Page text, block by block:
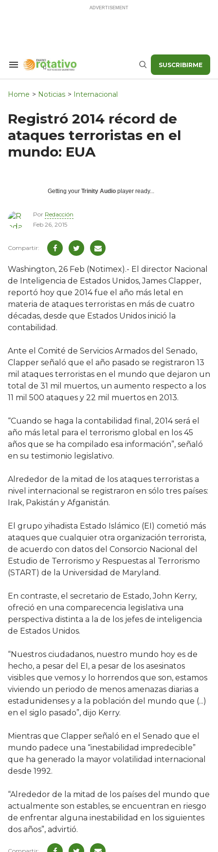
Search
Navigation
Buscar SUSCRIBIRME
Home > Noticias > Internacional
Registró 2014 récord de
ataques terroristas en el
mundo: EUA
Getting your Trinity Audio player ready...
Por Redacción
Feb 26, 2015
Washington, 26 Feb (Notimex).- El director Nacional
de Inteligencia de Estados Unidos, James Clapper,
reportó hoy que 2014 fue el año más letal en
materia de ataques terroristas en más de cuatro
décadas, desde que Estados Unidos inició la
contabilidad.
Ante el Comité de Servicios Armados del Senado,
Clapper señaló que el año pasado se registraron 13
mil ataques terroristas en el mundo que dejaron un
total de 31 mil muertos, un aumento respecto a los
11 mil 500 ataques y 22 mil muertos en 2013.
“Cuando se haga la contabilidad final, 2014 será el
año más letal para el terrorismo global en los 45
años que se ha compilado esa información”, señaló
en su testimonio legislativo.
Alrededor de la mitad de los ataques terroristas a
nivel internacional se registraron en sólo tres países:
Irak, Pakistán y Afganistán.
El grupo yihadista Estado Islámico (EI) cometió más
ataques que cualquier otra organización terrorista,
de acuerdo con datos del Consorcio Nacional del
Estudio de Terrorismo y Respuestas al Terrorismo
(START) de la Universidad de Maryland.
En contraste, el secretario de Estado, John Kerry,
ofreció en una comparecencia legislativa una
perspectiva distinta a la de los jefes de inteligencia
de Estados Unidos.
“Nuestros ciudadanos, nuestro mundo hoy es de
hecho, a pesar del EI, a pesar de los asesinatos
visibles que vemos y lo horrendos que son, estamos
viviendo un periodo de menos amenazas diarias a
estadunidenses y a la población del mundo que (...)
en el siglo pasado”, dijo Kerry.
Mientras que Clapper señaló en el Senado que el
mundo padece una “inestabilidad impredecible”
que ha generado la mayor volatilidad internacional
desde 1992.
“Alrededor de la mitad de los países del mundo que
actualmente son estables, se encuentran en riesgo
de enfrentar alguna inestabilidad en los siguientes
dos años”, advirtió.